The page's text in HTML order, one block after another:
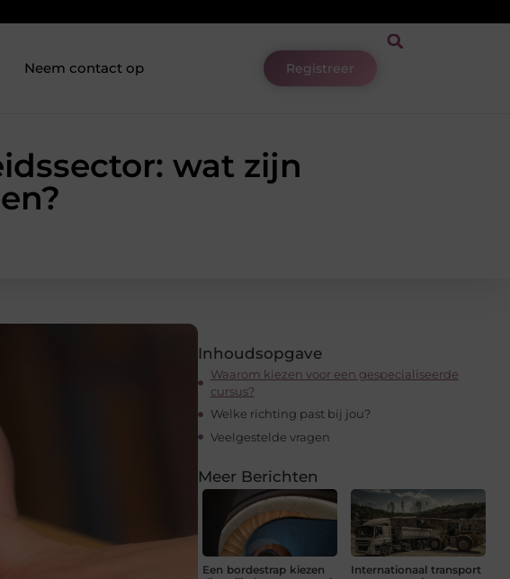
Neem contact op Registreer
wat zijn
Inhoudsopgave
Waarom kiezen voor een gespecialiseerde
cursus?
Welke richting past bij jou?
Veelgestelde vragen
Meer Berichten
Een bordestrap kiezen
Internationaal transport